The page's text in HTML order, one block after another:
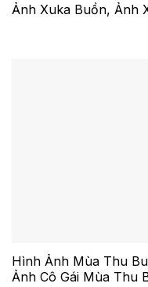
Ảnh Xuka Buồn, Ảnh
Hình Ảnh Mùa Thu
Ảnh Cô Gái Mùa Thu